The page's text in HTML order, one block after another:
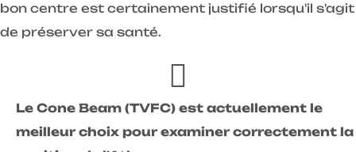
bon centre est certainement justifié lorsqu'il s'agit
de préserver sa santé.
Le Cone Beam (TVFC) est actuellement le
meilleur choix pour examiner correctement la